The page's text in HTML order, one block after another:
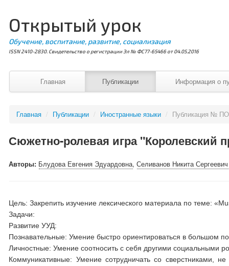
Открытый урок
Обучение, воспитание, развитие, социализация
ISSN 2410-2830. Свидетельство о регистрации Эл № ФС77-65466 от 04.05.2016
Главная Публикации Информация о
Главная / Публикации / Иностранные языки / Публикация №
Сюжетно-ролевая игра "Королевский
Авторы: Блудова Евгения Эдуардовна,Селиванов Никита Сергеевич
Цель: Закрепить изучение лексического материала по теме:
Задачи:
Развитие УУД:
Познавательные: Умение быстро ориентироваться в большом
Личностные: Умение соотносить с себя другими социальными
Коммуникативные: Умение сотрудничать со сверстниками,